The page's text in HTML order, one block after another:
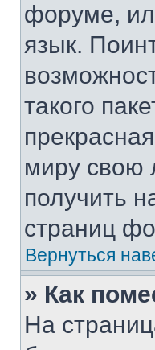
форуме,
язык.
такого
миру свою
получить
страниц
Вернуться
» Как
На